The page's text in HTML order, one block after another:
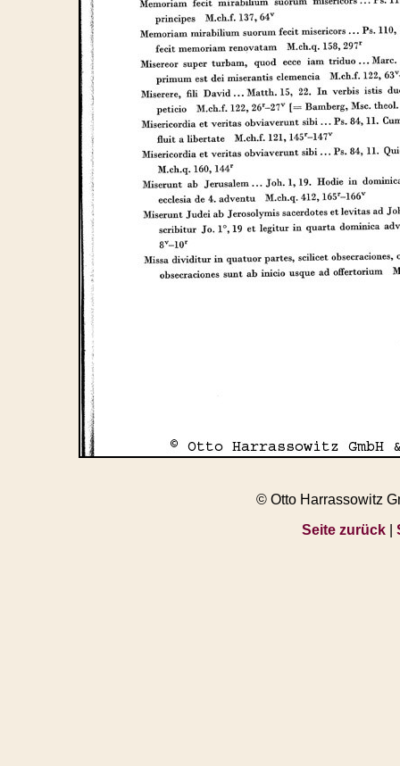
© Otto Harrassowitz
Seite zurück|